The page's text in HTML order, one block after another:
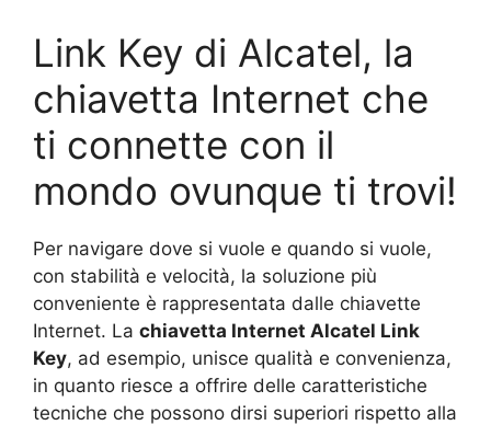
Link Key di Alcatel, la
chiavetta Internet che
ti connette con il
mondo ovunque ti trovi!
Per navigare dove si vuole e quando si vuole,
con stabilità e velocità, la soluzione più
conveniente è rappresentata dalle chiavette
Internet. La chiavetta Internet Alcatel Link
Key, ad esempio, unisce qualità e convenienza,
in quanto riesce a offrire delle caratteristiche
tecniche che possono dirsi superiori rispetto alla